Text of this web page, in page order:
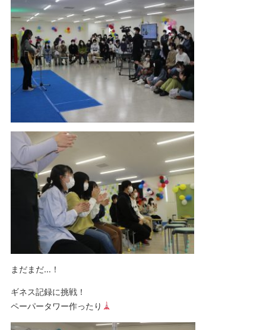
まだまだ…！
ギネス記録に挑戦！
ペーパータワー作ったり